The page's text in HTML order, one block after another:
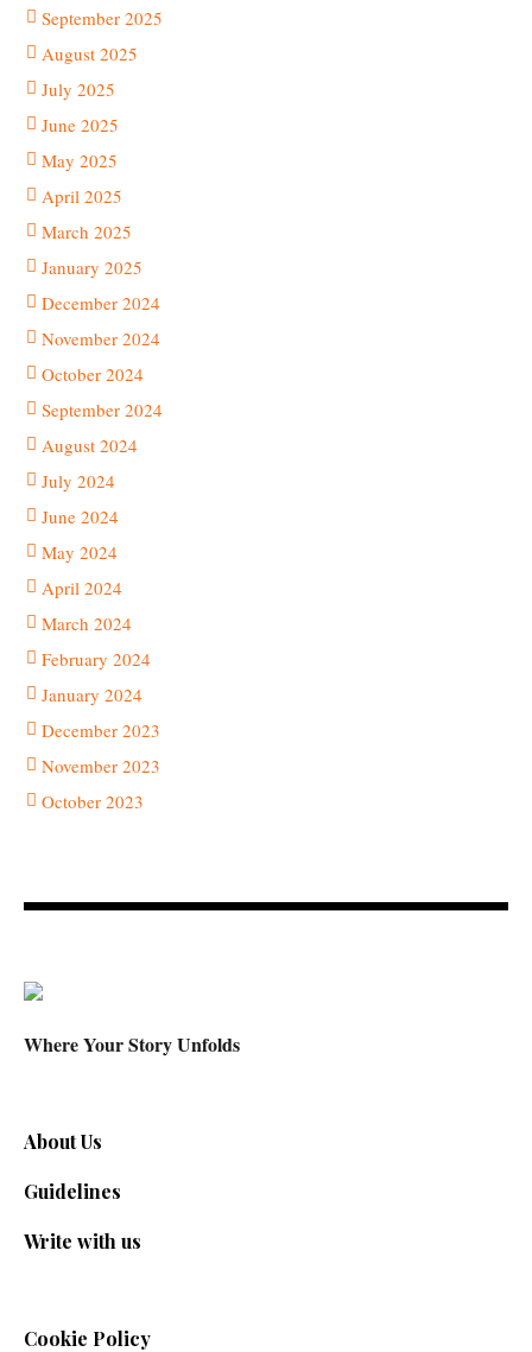
September 2025
August 2025
July 2025
June 2025
May 2025
April 2025
March 2025
January 2025
December 2024
November 2024
October 2024
September 2024
August 2024
July 2024
June 2024
May 2024
April 2024
March 2024
February 2024
January 2024
December 2023
November 2023
October 2023
Where Your Story Unfolds
About Us
Guidelines
Write with us
Cookie Policy